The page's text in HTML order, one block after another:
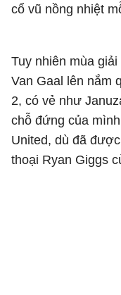
cổ vũ nồng nhiệt
Tuy nhiên mùa
Van Gaal lên nắm
2, có vẻ như
chỗ đứng của
United, dù đã
thoại Ryan Giggs